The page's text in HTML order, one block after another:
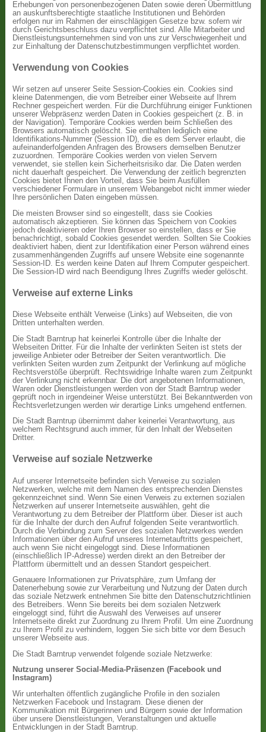
Erhebungen von personenbezogenen Daten sowie deren Übermittlung
an auskunftsberechtigte staatliche Institutionen und Behörden
erfolgen nur im Rahmen der einschlägigen Gesetze bzw. sofern wir
durch Gerichtsbeschluss dazu verpflichtet sind. Alle Mitarbeiter und
Dienstleistungsunternehmen sind von uns zur Verschwiegenheit und
zur Einhaltung der Datenschutzbestimmungen verpflichtet worden.
Verwendung von Cookies
Wir setzen auf unserer Seite Session-Cookies ein. Cookies sind
kleine Datenmengen, die vom Betreiber einer Webseite auf Ihrem
Rechner gespeichert werden. Für die Durchführung einiger Funktionen
unserer Webpräsenz werden Daten in Cookies gespeichert (z. B. in
der Navigation). Temporäre Cookies werden beim Schließen des
Browsers automatisch gelöscht. Sie enthalten lediglich eine
Identifikations-Nummer (Session ID), die es dem Server erlaubt, die
aufeinanderfolgenden Anfragen des Browsers demselben Benutzer
zuzuordnen. Temporäre Cookies werden von vielen Servern
verwendet, sie stellen kein Sicherheitsrisiko dar. Die Daten werden
nicht dauerhaft gespeichert. Die Verwendung der zeitlich begrenzten
Cookies bietet Ihnen den Vorteil, dass Sie beim Ausfüllen
verschiedener Formulare in unserem Webangebot nicht immer wieder
Ihre persönlichen Daten eingeben müssen.
Die meisten Browser sind so eingestellt, dass sie Cookies
automatisch akzeptieren. Sie können das Speichern von Cookies
jedoch deaktivieren oder Ihren Browser so einstellen, dass er Sie
benachrichtigt, sobald Cookies gesendet werden. Sollten Sie Cookies
deaktiviert haben, dient zur Identifikation einer Person während eines
zusammenhängenden Zugriffs auf unsere Website eine sogenannte
Session-ID. Es werden keine Daten auf Ihrem Computer gespeichert.
Die Session-ID wird nach Beendigung Ihres Zugriffs wieder gelöscht.
Verweise auf externe Links
Diese Webseite enthält Verweise (Links) auf Webseiten, die von
Dritten unterhalten werden.
Die Stadt Barntrup hat keinerlei Kontrolle über die Inhalte der
Webseiten Dritter. Für die Inhalte der verlinkten Seiten ist stets der
jeweilige Anbieter oder Betreiber der Seiten verantwortlich. Die
verlinkten Seiten wurden zum Zeitpunkt der Verlinkung auf mögliche
Rechtsverstöße überprüft. Rechtswidrige Inhalte waren zum Zeitpunkt
der Verlinkung nicht erkennbar. Die dort angebotenen Informationen,
Waren oder Dienstleistungen werden von der Stadt Barntrup weder
geprüft noch in irgendeiner Weise unterstützt. Bei Bekanntwerden von
Rechtsverletzungen werden wir derartige Links umgehend entfernen.
Die Stadt Barntrup übernimmt daher keinerlei Verantwortung, aus
welchem Rechtsgrund auch immer, für den Inhalt der Webseiten
Dritter.
Verweise auf soziale Netzwerke
Auf unserer Internetseite befinden sich Verweise zu sozialen
Netzwerken, welche mit dem Namen des entsprechenden Dienstes
gekennzeichnet sind. Wenn Sie einen Verweis zu externen sozialen
Netzwerken auf unserer Internetseite auswählen, geht die
Verantwortung zu dem Betreiber der Plattform über. Dieser ist auch
für die Inhalte der durch den Aufruf folgenden Seite verantwortlich.
Durch die Verbindung zum Server des sozialen Netzwerkes werden
Informationen über den Aufruf unseres Internetauftritts gespeichert,
auch wenn Sie nicht eingeloggt sind. Diese Informationen
(einschließlich IP-Adresse) werden direkt an den Betreiber der
Plattform übermittelt und an dessen Standort gespeichert.
Genauere Informationen zur Privatsphäre, zum Umfang der
Datenerhebung sowie zur Verarbeitung und Nutzung der Daten durch
das soziale Netzwerk entnehmen Sie bitte den Datenschutzrichtlinien
des Betreibers. Wenn Sie bereits bei dem sozialen Netzwerk
eingeloggt sind, führt die Auswahl des Verweises auf unserer
Internetseite direkt zur Zuordnung zu Ihrem Profil. Um eine Zuordnung
zu Ihrem Profil zu verhindern, loggen Sie sich bitte vor dem Besuch
unserer Webseite aus.
Die Stadt Barntrup verwendet folgende soziale Netzwerke:
Nutzung unserer Social-Media-Präsenzen (Facebook und
Instagram)
Wir unterhalten öffentlich zugängliche Profile in den sozialen
Netzwerken Facebook und Instagram. Diese dienen der
Kommunikation mit Bürgerinnen und Bürgern sowie der Information
über unsere Dienstleistungen, Veranstaltungen und aktuelle
Entwicklungen in der Stadt Barntrup.